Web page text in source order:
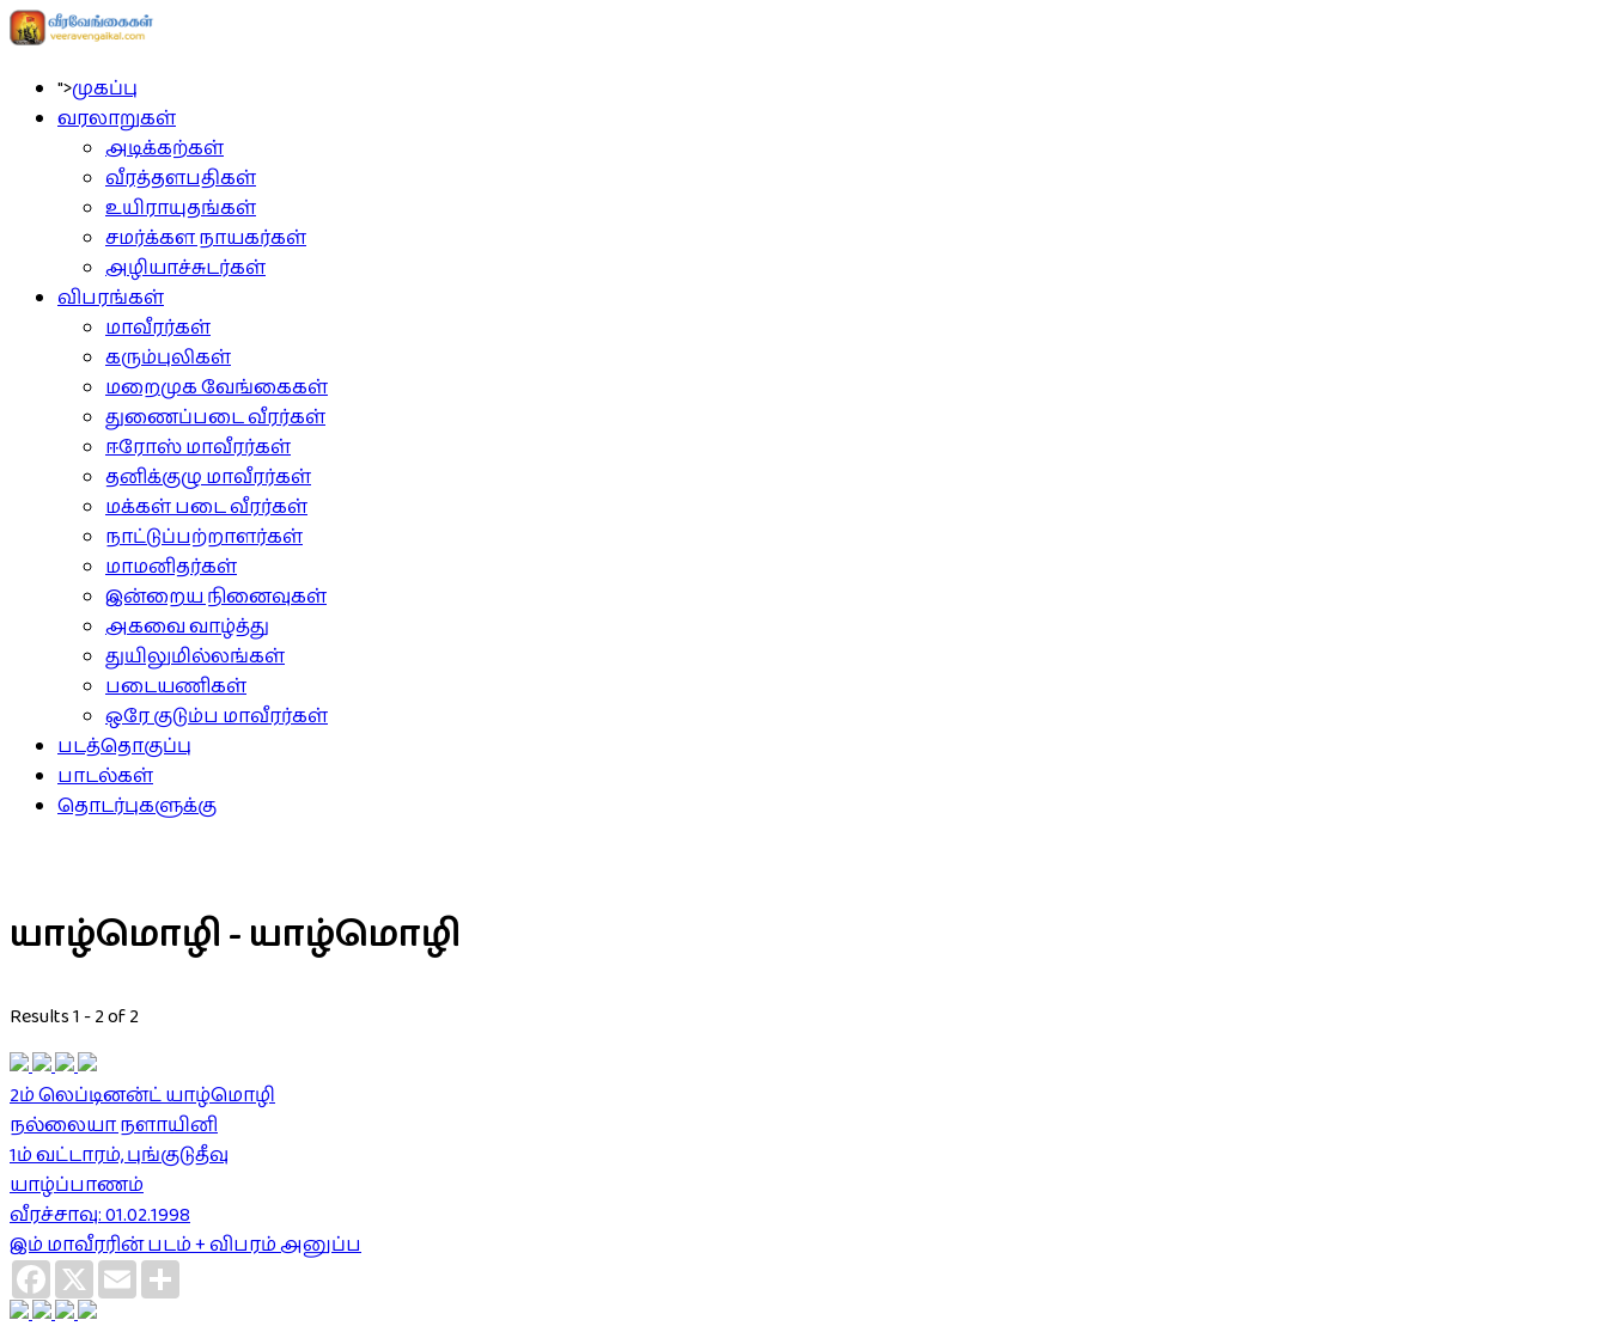
">முகப்பு
வரலாறுகள்
அடிக்கற்கள்
வீரத்தளபதிகள்
உயிராயுதங்கள்
சமர்க்கள நாயகர்கள்
அழியாச்சுடர்கள்
விபரங்கள்
மாவீரர்கள்
கரும்புலிகள்
மறைமுக வேங்கைகள்
துணைப்படை வீரர்கள்
ஈரோஸ் மாவீரர்கள்
தனிக்குழு மாவீரர்கள்
மக்கள் படை வீரர்கள்
நாட்டுப்பற்றாளர்கள்
மாமனிதர்கள்
இன்றைய நினைவுகள்
அகவை வாழ்த்து
துயிலுமில்லங்கள்
படையணிகள்
ஒரே குடும்ப மாவீரர்கள்
படத்தொகுப்பு
பாடல்கள்
தொடர்புகளுக்கு
யாழ்மொழி - யாழ்மொழி
Results 1 - 2 of 2
2ம் லெப்டினன்ட் யாழ்மொழி
நல்லையா நளாயினி
1ம் வட்டாரம், புங்குடுதீவு
யாழ்ப்பாணம்
வீரச்சாவு: 01.02.1998
இம் மாவீரரின் படம் + விபரம் அனுப்ப
Facebook
X Email